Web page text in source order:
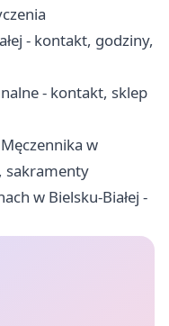
- kontakt, godziny,
- kontakt, sklep
w
sakramenty
w Bielsku-Białej -